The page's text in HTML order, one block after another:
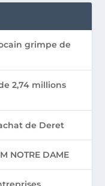
grimpe de
2,74 millions
de Deret
NOTRE DAME